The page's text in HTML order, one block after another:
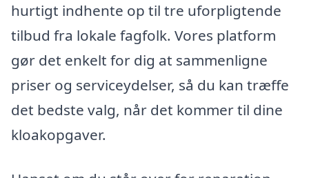
hurtigt indhente op til tre uforpligtende
tilbud fra lokale fagfolk. Vores platform
gør det enkelt for dig at sammenligne
priser og serviceydelser, så du kan træffe
det bedste valg, når det kommer til dine
kloakopgaver.